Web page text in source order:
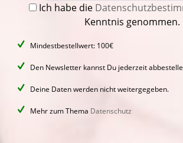
Ich habe die
Kenntnis genommen.
Mindestbestellwert: 100€
Den Newsletter kannst Du jederzeit
Deine Daten werden nicht weitergegeben.
Mehr zum Thema Datenschutz